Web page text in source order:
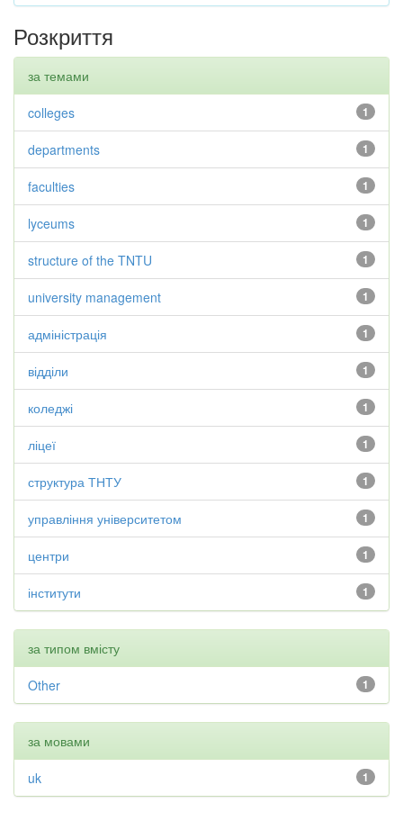
Розкриття
за темами
1
colleges
1
departments
1
faculties
1
lyceums
1
structure of the TNTU
1
university management
1
адміністрація
1
відділи
1
коледжі
1
ліцеї
1
структура ТНТУ
1
управління університетом
1
центри
1
інститути
за типом вмісту
1
Other
за мовами
1
uk